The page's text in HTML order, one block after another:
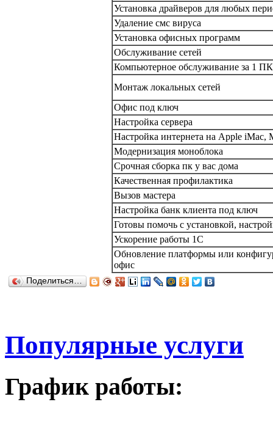
Установка драйверов для любых
Удаление смс вируса
Установка офисных программ
Обслуживание сетей
Компьютерное обслуживание за 1 ПК
Монтаж локальных сетей
Офис под ключ
Настройка сервера
Настройка интернета на Apple iMac,
Модернизация моноблока
Срочная сборка пк у вас дома
Качественная профилактика
Вызов мастера
Настройка банк клиента под ключ
Готовы помочь с установкой,
Ускорение работы 1С
Обновление платформы или
офис
Поделиться…
Популярные услуги
График работы: